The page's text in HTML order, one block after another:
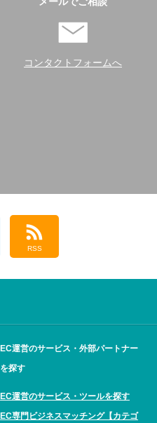
コンタクトフォームへ
RSS
EC運営のサービス・外部パートナー
を探す
EC運営のサービス・ツールを探す
EC専門ビジネスマッチング【カテゴ